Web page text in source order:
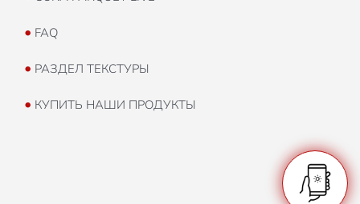
• FAQ
• РАЗДЕЛ ТЕКСТУРЫ
• КУПИТЬ НАШИ ПРОДУКТЫ